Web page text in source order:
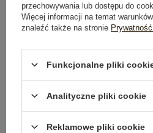
OPINIE O PRODUKCIE (0)
ZWROTY I REKLAMACJE
OSTATNIO
przechowywania lub dostępu do
Więcej informacji na temat
znaleźć także na stronie
Funkcjonalne pliki
Analityczne pliki cookie
Reklamowe pliki cookie